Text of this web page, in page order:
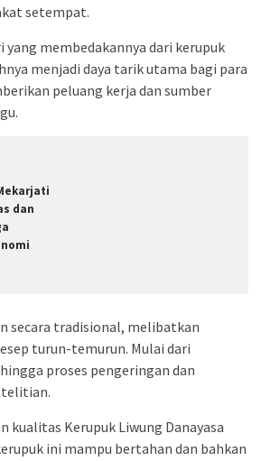
setempat.
membedakannya dari kerupuk
menjadi daya tarik utama bagi para
peluang kerja dan sumber
dan
secara tradisional, melibatkan
turun-temurun. Mulai dari
proses pengeringan dan
Kerupuk Liwung Danayasa
ini mampu bertahan dan bahkan